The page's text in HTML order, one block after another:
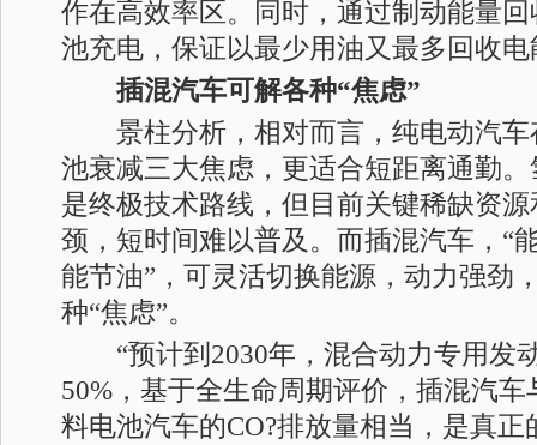
作在高效率区。同时，通过制动能量
池充电，保证以最少用油又最多回收
插混汽车可解各种“焦虑”
景柱分析，相对而言，纯电动汽车
池衰减三大焦虑，更适合短距离通勤
是终极技术路线，但目前关键稀缺资
颈，短时间难以普及。而插混汽车，“
能节油”，可灵活切换能源，动力强劲
种“焦虑”。
“预计到2030年，混合动力专用发
50%，基于全生命周期评价，插混汽
料电池汽车的CO?排放量相当，是真正